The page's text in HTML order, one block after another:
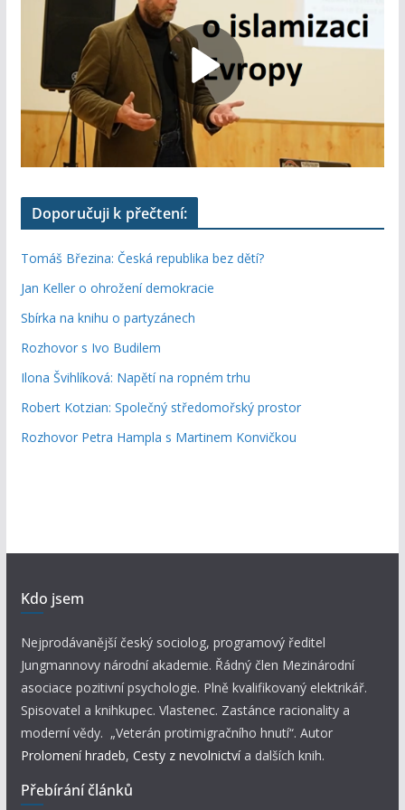
Doporučuji k přečtení:
Tomáš Březina: Česká republika bez dětí?
Jan Keller o ohrožení demokracie
Sbírka na knihu o partyzánech
Rozhovor s Ivo Budilem
Ilona Švihlíková: Napětí na ropném trhu
Robert Kotzian: Společný středomořský prostor
Rozhovor Petra Hampla s Martinem Konvičkou
Kdo jsem
Nejprodávanější český sociolog, programový ředitel
Jungmannovy národní akademie. Řádný člen Mezinárodní
asociace pozitivní psychologie. Plně kvalifikovaný elektrikář.
Spisovatel a knihkupec. Vlastenec. Zastánce racionality a
moderní vědy. „Veterán protimigračního hnutí“. Autor
Prolomení hradeb, Cesty z nevolnictví a dalších knih.
Přebírání článků